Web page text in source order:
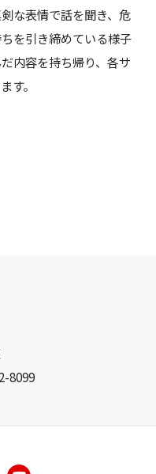
な表情で話を聞き、危
を引き締めている様子
内容を持ち帰り、各サ
す。
8099